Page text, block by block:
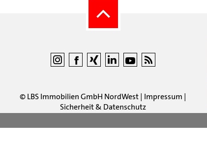
©LBS Immobilien GmbH NordWest| Impressum |
Sicherheit & Datenschutz